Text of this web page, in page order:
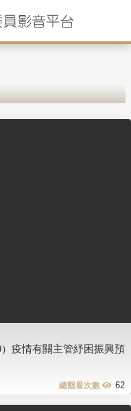
疫情有關主管紓困振興預
62